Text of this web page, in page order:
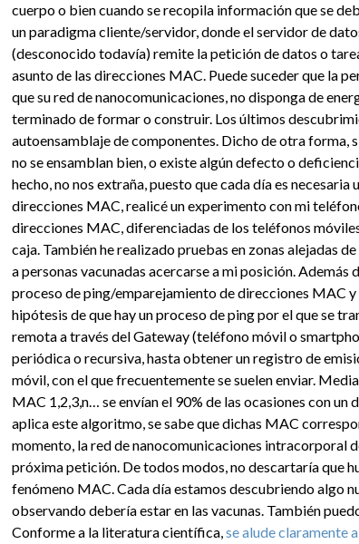
cuerpo o bien cuando se recopila información que se
un paradigma cliente/servidor, donde el servidor de
(desconocido todavía) remite la petición de datos o
asunto de las direcciones MAC. Puede suceder que la
que su red de nanocomunicaciones, no disponga de
terminado de formar o construir. Los últimos
autoensamblaje de componentes. Dicho de otra
no se ensamblan bien, o existe algún defecto o
hecho, no nos extraña, puesto que cada día es necesaria
direcciones MAC, realicé un experimento con mi
direcciones MAC, diferenciadas de los teléfonos
caja. También he realizado pruebas en zonas alejadas
a personas vacunadas acercarse a mi posición.
proceso de ping/emparejamiento de direcciones MAC
hipótesis de que hay un proceso de ping por el que se
remota a través del Gateway (teléfono móvil o
periódica o recursiva, hasta obtener un registro de
móvil, con el que frecuentemente se suelen enviar.
MAC 1,2,3,n… se envían el 90% de las ocasiones con
aplica este algoritmo, se sabe que dichas MAC
momento, la red de nanocomunicaciones intracorporal
próxima petición. De todos modos, no descartaría que
fenómeno MAC. Cada día estamos descubriendo algo
observando debería estar en las vacunas. También
Conforme a la literatura científica,se alude claramente